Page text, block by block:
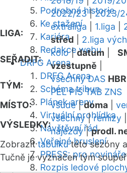
Podrobná historie
Ke stažení
Kariéra
Redakce webu
DRFG Arena
DRFG Arena
Schéma tribun
Plánek areny
Virtuální prohlídka
Návštěvní řád
Veřejné bruslení
PRESS: pro novináře
Rozpis ledové
2022/23|2023/
LIGA:
extraliga 1.liga
střed
2.liga
SEŘADIT:
kolo|datum
vzestupně
TÝM:
všechny DAS HBR
PEL PIS TAB ZNS
MÍSTO:
všude|doma
VÝSLEDKY:
všechny|remízy
nájezdy|prodl.
Zobrazittabulkutéto sezóny
Tučně je vyznačen tým